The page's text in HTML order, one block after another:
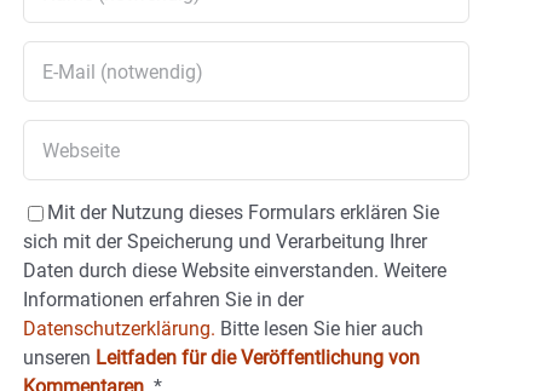
Mit der Nutzung dieses Formulars erklären Sie
sich mit der Speicherung und Verarbeitung Ihrer
Daten durch diese Website einverstanden. Weitere
Informationen erfahren Sie in der
Datenschutzerklärung. Bitte lesen Sie hier auch
unseren Leitfaden für die Veröffentlichung von